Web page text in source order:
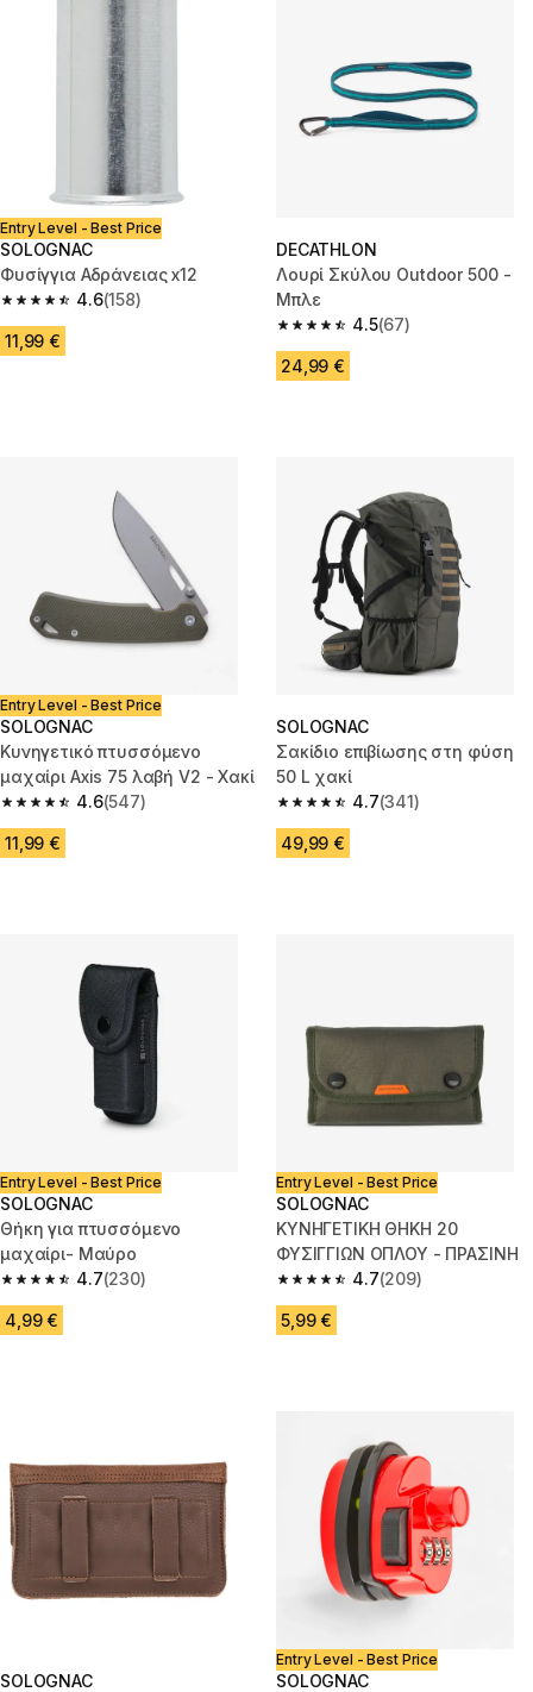
Entry Level - Best Price
SOLOGNAC
Φυσίγγια Αδράνειας x12
4.6
4.6 out of 5 stars from 158 reviews
(158)
11,99 €
DECATHLON
Λουρί Σκύλου Outdoor 500 -
Μπλε
4.5
4.5 out of 5 stars from 67
(67)
24,99 €
Entry Level - Best Price
SOLOGNAC
Κυνηγετικό πτυσσόμενο
μαχαίρι Axis 75 λαβή V2 - Χακί
4.6
4.6 out of 5 stars from 547 reviews
(547)
11,99 €
SOLOGNAC
Σακίδιο επιβίωσης στη φύση
50 L χακί
4.7
4.7 out of 5 stars from 341
(341)
49,99 €
Entry Level - Best Price
SOLOGNAC
Θήκη για πτυσσόμενο
μαχαίρι- Μαύρο
4.7
4.7 out of 5 stars from 230 reviews
(230)
4,99 €
Entry Level - Best Price
SOLOGNAC
ΚΥΝΗΓΕΤΙΚΗ ΘΗΚΗ 20
ΦΥΣΙΓΓΙΩΝ ΟΠΛΟΥ - ΠΡΑΣΙΝΗ
4.7
4.7 out of 5 stars from 209
(209)
5,99 €
SOLOGNAC
Entry Level - Best Price
SOLOGNAC